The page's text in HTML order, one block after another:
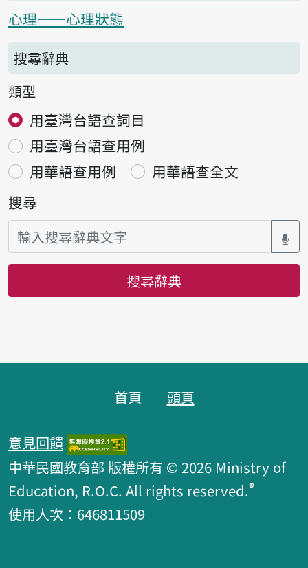
心理——心理狀態
搜尋辭典
類型
用臺灣台語查詞目
用臺灣台語查用例
用華語查用例
用華語查全文
搜尋
搜尋辭典
首頁 頭頁
意見回饋
中華民國教育部 版權所有 © 2026 Ministry of
Education, R.O.C. All rights reserved.®
使用人次：646811509